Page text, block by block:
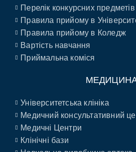
Перелік конкурсних предметів
Правила прийому в
Правила прийому в Коледж
Вартість навчання
Приймальна коміся
Університетська клініка
Медичний консультативний
Медичні Центри
Клінічні бази